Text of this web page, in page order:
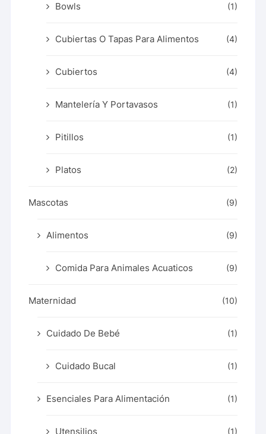
Bowls (1)
Cubiertas O Tapas Para Alimentos (4)
Cubiertos (4)
Mantelería Y Portavasos (1)
Pitillos (1)
Platos (2)
Mascotas (9)
Alimentos (9)
Comida Para Animales Acuaticos (9)
Maternidad (10)
Cuidado De Bebé (1)
Cuidado Bucal (1)
Esenciales Para Alimentación (1)
Utensilios (1)